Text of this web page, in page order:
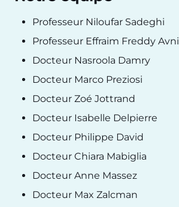
Professeur Niloufar Sadeghi
Professeur Effraim Freddy Avni
Docteur Nasroola Damry
Docteur Marco Preziosi
Docteur Zoé Jottrand
Docteur Isabelle Delpierre
Docteur Philippe David
Docteur Chiara Mabiglia
Docteur Anne Massez
Docteur Max Zalcman